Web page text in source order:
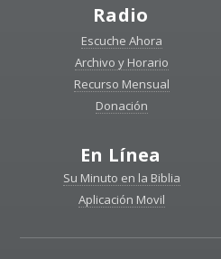
Radio
Escuche Ahora
Archivo y Horario
Recurso Mensual
Donación
En Línea
Su Minuto en la Biblia
Aplicación Movil